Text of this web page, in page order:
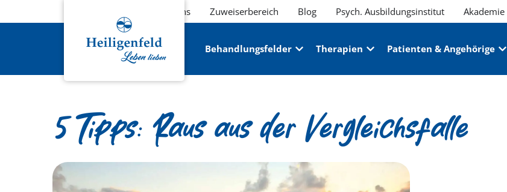
Über uns Zuweiserbereich Blog Psych. Ausbildungsinstitut Akademie
Behandlungsfelder Therapien Patienten & Angehörige
5 Tipps: Raus aus der Vergleichsfalle